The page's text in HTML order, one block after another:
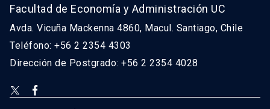
Facultad de Economía y Administración UC
Avda. Vicuña Mackenna 4860, Macul. Santiago, Chile
Teléfono: +56 2 2354 4303
Dirección de Postgrado: +56 2 2354 4028